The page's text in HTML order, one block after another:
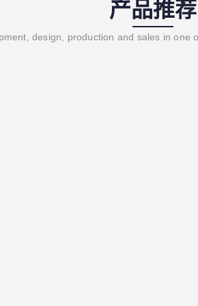
产品推荐
design, production and sales in one